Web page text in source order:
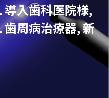
導入歯科医院様,
歯周病治療器,新